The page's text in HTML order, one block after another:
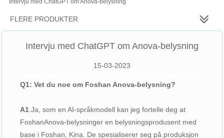
Intervju med ChatGPT om Anova-belysning
FLERE PRODUKTER
Intervju med ChatGPT om Anova-belysning
15-03-2023
Q1: Vet du noe om Foshan Anova-belysning?
A1:Ja, som en AI-språkmodell kan jeg fortelle deg at
FoshanAnova-belysninger en belysningsprodusent med
base i Foshan, Kina. De spesialiserer seg på produksjon